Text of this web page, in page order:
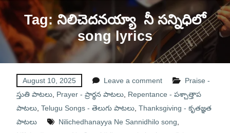
Tag: నిలిచెదనయ్యా నీ సన్నిధిలో
song lyrics
August 10, 2025 Leave a comment
Praise -
స్తుతి పాటలు, Prayer - ప్రార్థన పాటలు, Repentance - పశ్చాత్తాప
పాటలు, Telugu Songs - తెలుగు పాటలు, Thanksgiving - కృతజ్ఞత
పాటలు
Nilichedhanayya Ne Sannidhilo song